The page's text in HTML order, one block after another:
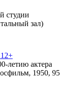
студии
зал)
летию актера
1950, 95